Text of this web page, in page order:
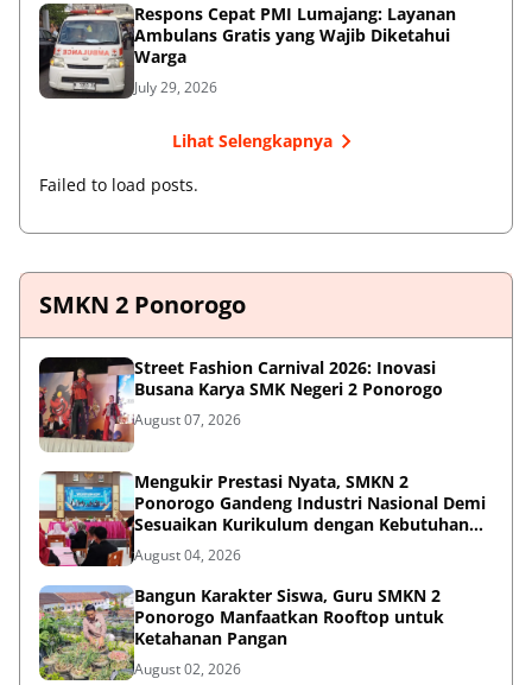
Respons Cepat PMI Lumajang: Layanan
Ambulans Gratis yang Wajib Diketahui
Warga
July 29, 2026
Lihat Selengkapnya
Failed to load posts.
SMKN 2 Ponorogo
Street Fashion Carnival 2026: Inovasi
Busana Karya SMK Negeri 2 Ponorogo
August 07, 2026
Mengukir Prestasi Nyata, SMKN 2
Ponorogo Gandeng Industri Nasional Demi
Sesuaikan Kurikulum dengan Kebutuhan
Dunia Kerja
August 04, 2026
Bangun Karakter Siswa, Guru SMKN 2
Ponorogo Manfaatkan Rooftop untuk
Ketahanan Pangan
August 02, 2026